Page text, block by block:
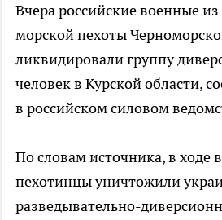
Вчера российские военные
морской пехоты
ликвидировали группу
человек в Курской области,
в российском силовом
По словам источника, в ходе
пехотинцы уничтожили
разведывательно-